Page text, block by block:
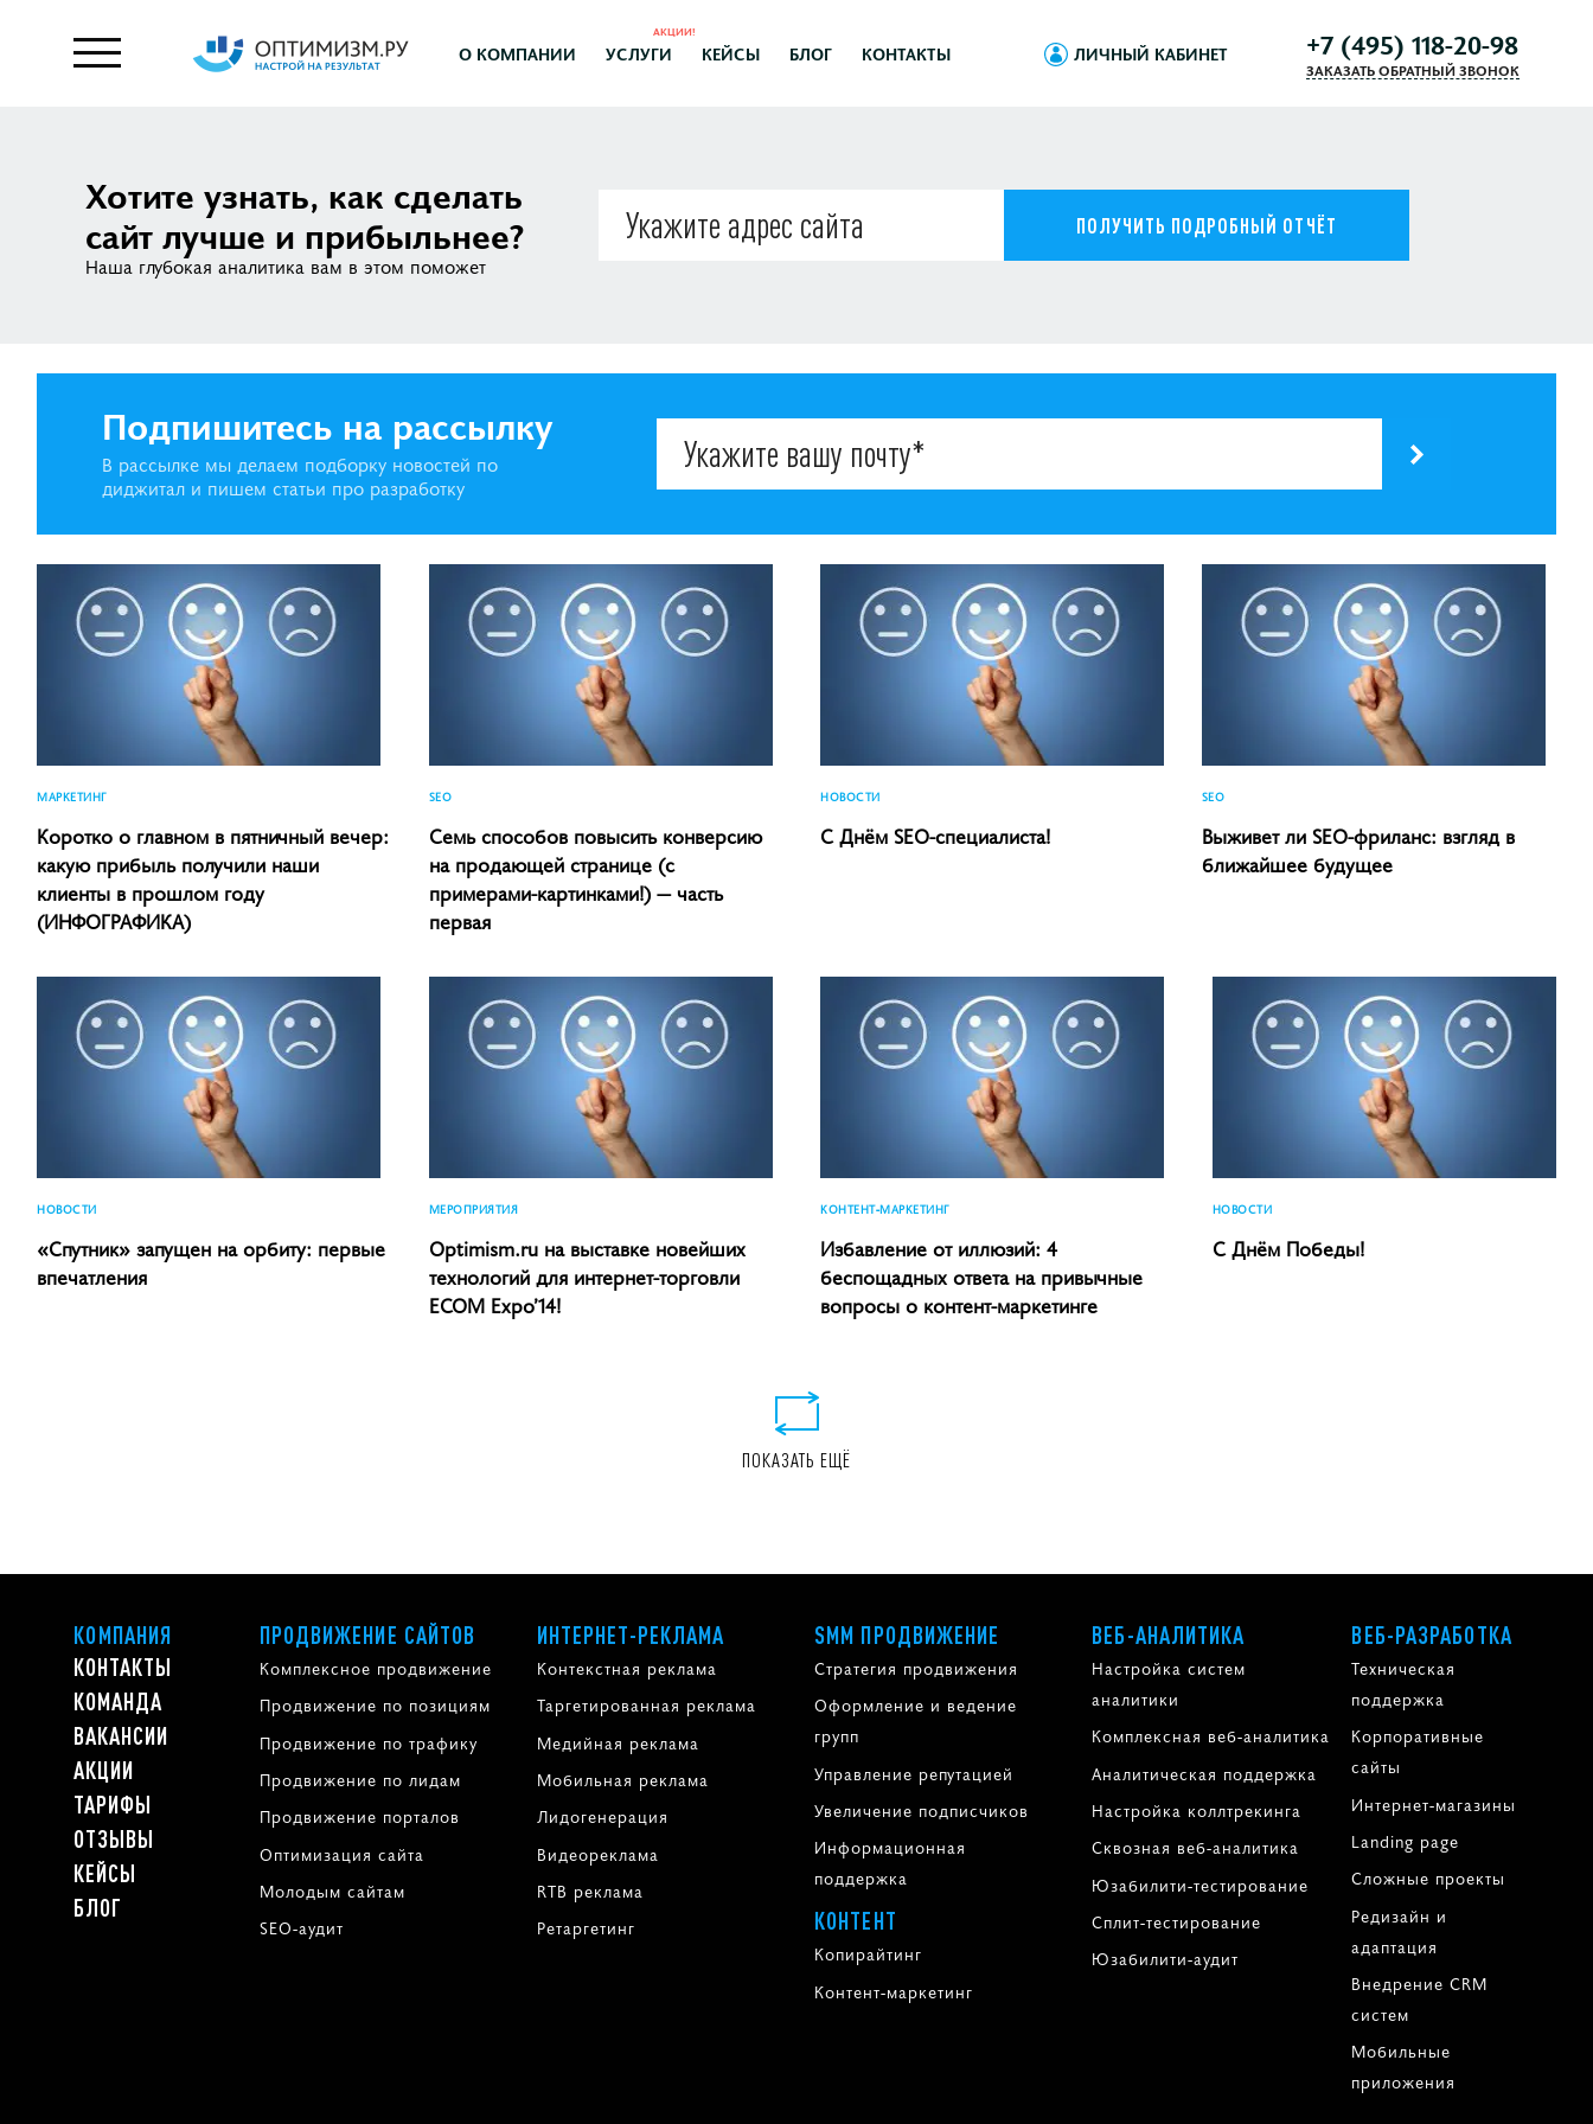
О КОМПАНИИ УСЛУГИ
АКЦИИ!
КЕЙСЫ БЛОГ КОНТАКТЫ ЛИЧНЫЙ КАБИНЕТ +7 (495) 118-20-98
ЗАКАЗАТЬ ОБРАТНЫЙ ЗВОНОК
Хотите узнать, как сделать
сайт лучше и прибыльнее?
Наша глубокая аналитика вам в этом поможет
ПОЛУЧИТЬ ПОДРОБНЫЙ ОТЧЁТ
Подпишитесь на рассылку
В рассылке мы делаем подборку новостей по
диджитал и пишем статьи про разработку
МАРКЕТИНГ
Коротко о главном в пятничный вечер:
какую прибыль получили наши
клиенты в прошлом году
(ИНФОГРАФИКА)
SEO
Семь способов повысить конверсию
на продающей странице (с
примерами-картинками!) — часть
первая
НОВОСТИ
C Днём SEO-специалиста!
SEO
Выживет ли SEO-фриланс: взгляд в
ближайшее будущее
НОВОСТИ
«Спутник» запущен на орбиту: первые
впечатления
МЕРОПРИЯТИЯ
Optimism.ru на выставке новейших
технологий для интернет-торговли
ECOM Expo’14!
КОНТЕНТ-МАРКЕТИНГ
Избавление от иллюзий: 4
беспощадных ответа на привычные
вопросы о контент-маркетинге
НОВОСТИ
С Днём Победы!
ПОКАЗАТЬ ЕЩЁ
КОМПАНИЯ
КОНТАКТЫ
КОМАНДА
ВАКАНСИИ
АКЦИИ
ТАРИФЫ
ОТЗЫВЫ
КЕЙСЫ
БЛОГ
ПРОДВИЖЕНИЕ САЙТОВ
Комплексное продвижение
Продвижение по позициям
Продвижение по трафику
Продвижение по лидам
Продвижение порталов
Оптимизация сайта
Молодым сайтам
SEO-аудит
ИНТЕРНЕТ-РЕКЛАМА
Контекстная реклама
Таргетированная реклама
Медийная реклама
Мобильная реклама
Лидогенерация
Видеореклама
RTB реклама
Ретаргетинг
SMM ПРОДВИЖЕНИЕ
Стратегия продвижения
Оформление и ведение
групп
Управление репутацией
Увеличение подписчиков
Информационная
поддержка
КОНТЕНТ
Копирайтинг
Контент-маркетинг
ВЕБ-АНАЛИТИКА
Настройка систем
аналитики
Комплексная веб-аналитика
Аналитическая поддержка
Настройка коллтрекинга
Сквозная веб-аналитика
Юзабилити-тестирование
Сплит-тестирование
Юзабилити-аудит
ВЕБ-РАЗРАБОТКА
Техническая
поддержка
Корпоративные
сайты
Интернет-магазины
Landing page
Сложные проекты
Редизайн и
адаптация
Внедрение CRM
систем
Мобильные
приложения